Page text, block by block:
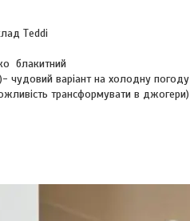
Тeddi
блакитний
чудовий варіант на холодну погоду
трансформувати в джогери)